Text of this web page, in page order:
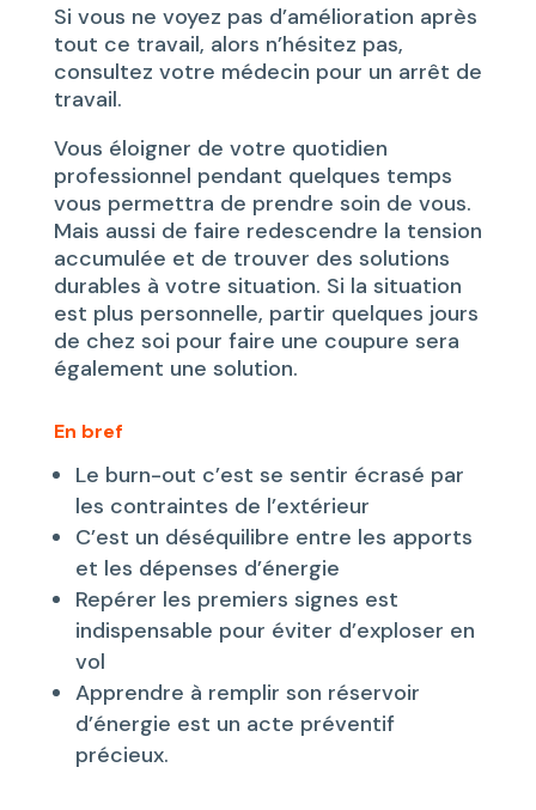
Si vous ne voyez pas d’amélioration après
tout ce travail, alors n’hésitez pas,
consultez votre médecin pour un arrêt de
travail.
Vous éloigner de votre quotidien
professionnel pendant quelques temps
vous permettra de prendre soin de vous.
Mais aussi de faire redescendre la tension
accumulée et de trouver des solutions
durables à votre situation. Si la situation
est plus personnelle, partir quelques jours
de chez soi pour faire une coupure sera
également une solution.
En bref
Le burn-out c’est se sentir écrasé par
les contraintes de l’extérieur
C’est un déséquilibre entre les apports
et les dépenses d’énergie
Repérer les premiers signes est
indispensable pour éviter d’exploser en
vol
Apprendre à remplir son réservoir
d’énergie est un acte préventif
précieux.